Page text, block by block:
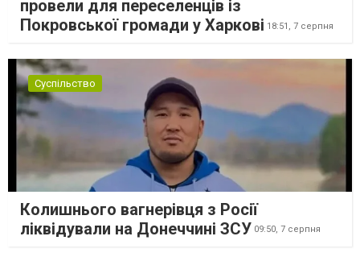
провели для переселенців із
Покровської громади у Харкові 18:51, 7 серпня
Суспільство
Колишнього вагнерівця з Росії
ліквідували на Донеччині ЗСУ 09:50, 7 серпня